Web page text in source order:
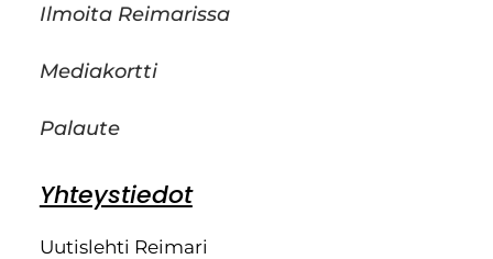
Ilmoita Reimarissa
Mediakortti
Palaute
Yhteystiedot
Uutislehti Reimari